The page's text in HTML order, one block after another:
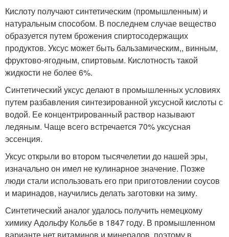
Кислоту получают синтетическим (промышленным) и
натуральным способом. В последнем случае вещество
образуется путем брожения спиртосодержащих
продуктов. Уксус может быть бальзамическим,, винным,
фруктово-ягодным, спиртовым. Кислотность такой
жидкости не более 6%.
Синтетический уксус делают в промышленных условиях
путем разбавления синтезированной уксусной кислоты с
водой. Ее концентрированный раствор называют
ледяным. Чаще всего встречается 70% уксусная
эссенция.
Уксус открыли во втором тысячелетии до нашей эры,
изначально он имел не кулинарное значение. Позже
люди стали использовать его при приготовлении соусов
и маринадов, научились делать заготовки на зиму.
Синтетический аналог удалось получить немецкому
химику Адольфу Кольбе в 1847 году. В промышленном